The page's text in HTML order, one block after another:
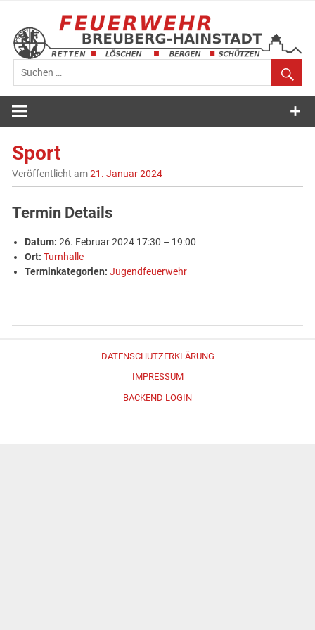
springen
Feuerwehr
Breuberg-
Sport
Veröffentlicht am21. Januar 2024
Termin Details
Datum: 26. Februar 2024 17:30 – 19:00
Ort: Turnhalle
Terminkategorien: Jugendfeuerwehr
DATENSCHUTZERKLÄRUNG
IMPRESSUM
BACKEND LOGIN